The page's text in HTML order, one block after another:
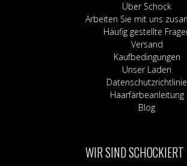
Über Schock
Arbeiten Sie mit uns
Häufig gestellte
Versand
Kaufbedingungen
Unser Laden
Datenschutzrichtlinie
Haarfärbeanleitung
Blog
WIR SIND SCHOCKIERT